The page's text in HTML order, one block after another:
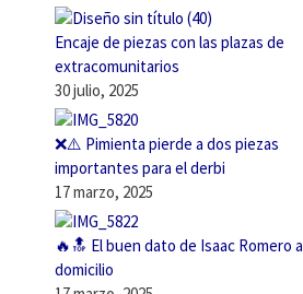
Encaje de piezas con las plazas de
extracomunitarios
30 julio, 2025
❌⚠️ Pimienta pierde a dos piezas
importantes para el derbi
17 marzo, 2025
🔥🔝 El buen dato de Isaac Romero a
domicilio